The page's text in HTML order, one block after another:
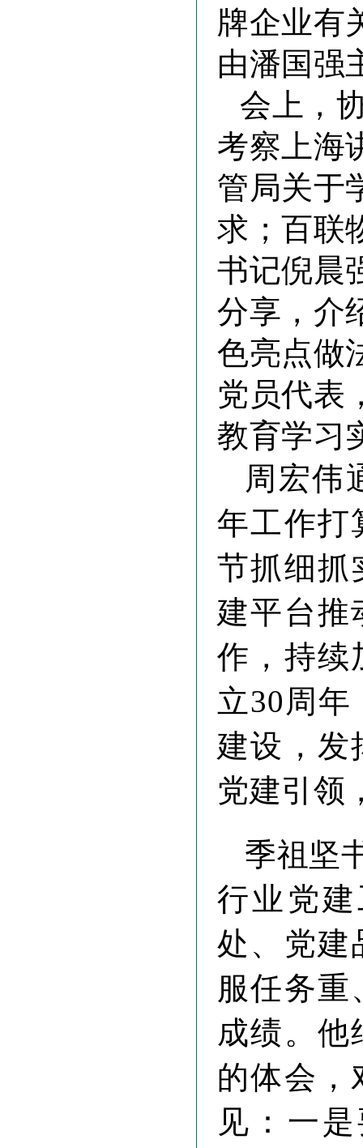
牌企业有
由潘国强
会上，
考察上海
管局关于
求；百联
书记倪晨
分享，介
色亮点做
党员代表
教育学习
周宏伟
年工作打
节抓细抓
建平台推
作，持续
立30周
建设，发
党建引领
季祖坚
行业党
处、党建
服任务重
成绩。他
的体会，
见：一